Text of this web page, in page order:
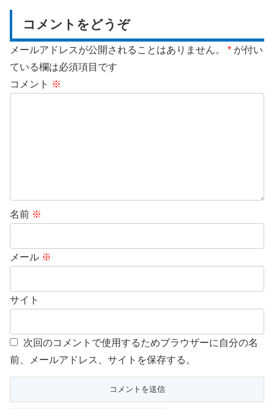
コメントをどうぞ
メールアドレスが公開されることはありません。 * が付い
ている欄は必須項目です
コメント ※
名前 ※
メール ※
サイト
次回のコメントで使用するためブラウザーに自分の名
前、メールアドレス、サイトを保存する。